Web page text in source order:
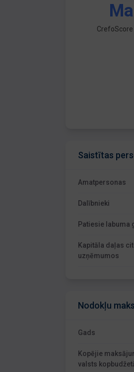
Saistītas
Amatpersonas
Dalībnieki
Patiesie labuma
Kapitāla daļas
uzņēmumos
Nodokļu
Gads
Kopējie
valsts